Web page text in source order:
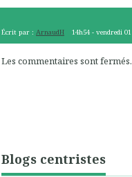
Blogs centristes
Écrit par : ArnaudH 14h54 -vendredi 01
Les commentaires sont fermés.